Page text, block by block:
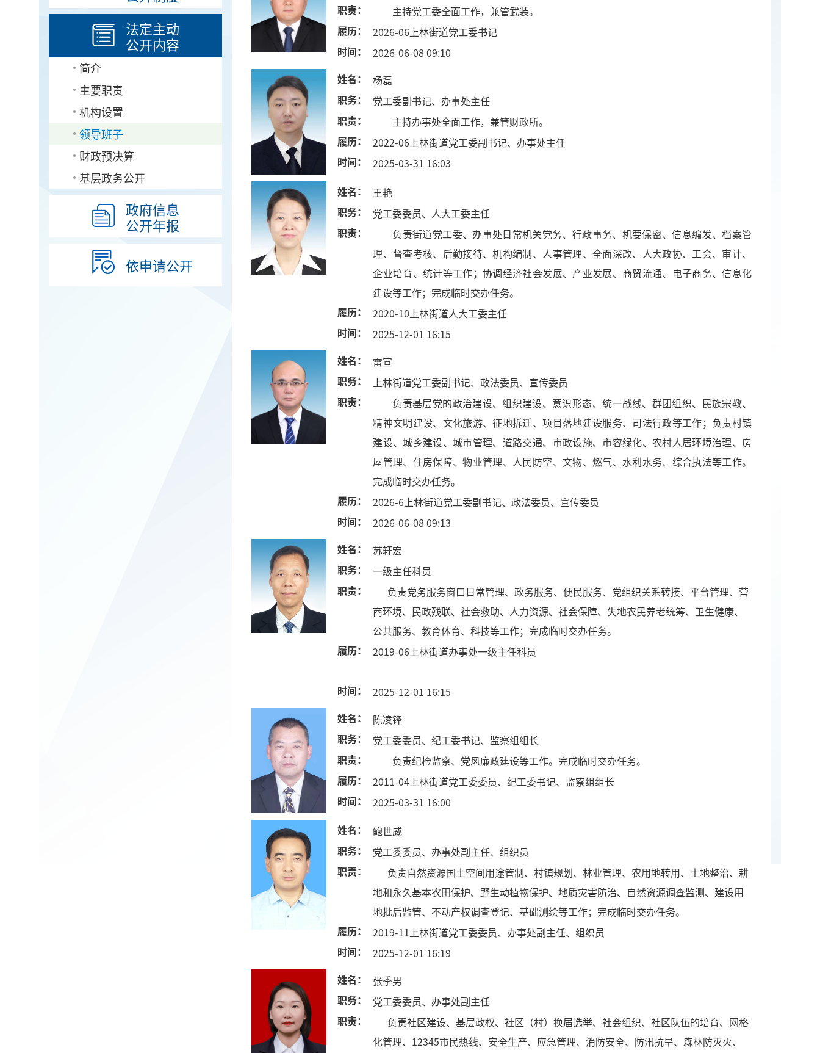
法定主动
公开内容
简介
主要职责
机构设置
领导班子
财政预决算
基层政务公开
政府信息
公开年报
依申请公开
职责：
主持党工委全面工作，兼管武装。
履历：
2026-06上林街道党工委书记
时间：
2026-06-08 09:10
姓名：
杨磊
职务：
党工委副书记、办事处主任
职责：
主持办事处全面工作，兼管财政所。
履历：
2022-06上林街道党工委副书记、办事处主任
时间：
2025-03-31 16:03
姓名：
王艳
职务：
党工委委员、人大工委主任
职责：
负责街道党工委、办事处日常机关党务、行政事务、机要保密、信息编发、档案管
理、督查考核、后勤接待、机构编制、人事管理、全面深改、人大政协、工会、审计、
企业培育、统计等工作；协调经济社会发展、产业发展、商贸流通、电子商务、信息化
建设等工作；完成临时交办任务。
履历：
2020-10上林街道人大工委主任
时间：
2025-12-01 16:15
姓名：
雷宣
职务：
上林街道党工委副书记、政法委员、宣传委员
职责：
负责基层党的政治建设、组织建设、意识形态、统一战线、群团组织、民族宗教、
精神文明建设、文化旅游、征地拆迁、项目落地建设服务、司法行政等工作；负责村镇
建设、城乡建设、城市管理、道路交通、市政设施、市容绿化、农村人居环境治理、房
屋管理、住房保障、物业管理、人民防空、文物、燃气、水利水务、综合执法等工作。
完成临时交办任务。
履历：
2026-6上林街道党工委副书记、政法委员、宣传委员
时间：
2026-06-08 09:13
姓名：
苏轩宏
职务：
一级主任科员
职责：
负责党务服务窗口日常管理、政务服务、便民服务、党组织关系转接、平台管理、营
商环境、民政残联、社会救助、人力资源、社会保障、失地农民养老统筹、卫生健康、
公共服务、教育体育、科技等工作；完成临时交办任务。
履历：
2019-06上林街道办事处一级主任科员
时间：
2025-12-01 16:15
姓名：
陈凌锋
职务：
党工委委员、纪工委书记、监察组组长
职责：
负责纪检监察、党风廉政建设等工作。完成临时交办任务。
履历：
2011-04上林街道党工委委员、纪工委书记、监察组组长
时间：
2025-03-31 16:00
姓名：
鲍世威
职务：
党工委委员、办事处副主任、组织员
职责：
负责自然资源国土空间用途管制、村镇规划、林业管理、农用地转用、土地整治、耕
地和永久基本农田保护、野生动植物保护、地质灾害防治、自然资源调查监测、建设用
地批后监管、不动产权调查登记、基础测绘等工作；完成临时交办任务。
履历：
2019-11上林街道党工委委员、办事处副主任、组织员
时间：
2025-12-01 16:19
姓名：
张季男
职务：
党工委委员、办事处副主任
职责：
负责社区建设、基层政权、社区（村）换届选举、社会组织、社区队伍的培育、网格
化管理、12345市民热线、安全生产、应急管理、消防安全、防汛抗旱、森林防灭火、